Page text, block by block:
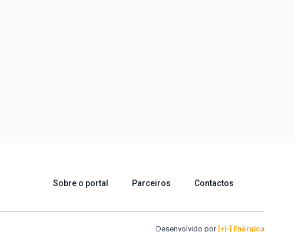
Sobre o portal Parceiros Contactos
Desenvolvido por [+|-] Enérgica